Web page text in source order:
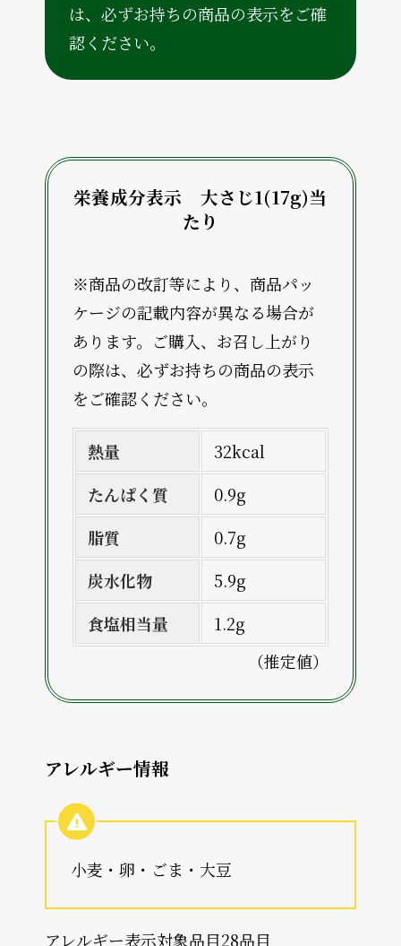
は、必ずお持ちの商品の表示をご確
認ください。
栄養成分表示 大さじ1(17g)当
たり
※商品の改訂等により、商品パッ
ケージの記載内容が異なる場合が
あります。ご購入、お召し上がり
の際は、必ずお持ちの商品の表示
をご確認ください。
熱量
32kcal
たんぱく質
0.9g
脂質
0.7g
炭水化物
5.9g
食塩相当量
1.2g
（推定値）
アレルギー情報
小麦・卵・ごま・大豆
アレルギー表示対象品目28品目